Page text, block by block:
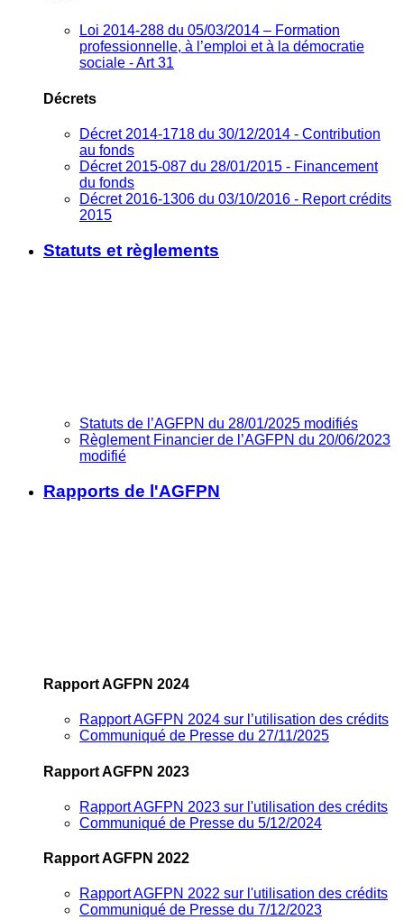
Loi 2014-288 du 05/03/2014 – Formation
professionnelle, à l’emploi et à la démocratie
sociale - Art 31
Décrets
Décret 2014-1718 du 30/12/2014 - Contribution
au fonds
Décret 2015-087 du 28/01/2015 - Financement
du fonds
Décret 2016-1306 du 03/10/2016 - Report crédits
2015
Statuts et règlements
Statuts de l’AGFPN du 28/01/2025 modifiés
Règlement Financier de l’AGFPN du 20/06/2023
modifié
Rapports de l'AGFPN
Rapport AGFPN 2024
Rapport AGFPN 2024 sur l’utilisation des crédits
Communiqué de Presse du 27/11/2025
Rapport AGFPN 2023
Rapport AGFPN 2023 sur l'utilisation des crédits
Communiqué de Presse du 5/12/2024
Rapport AGFPN 2022
Rapport AGFPN 2022 sur l'utilisation des crédits
Communiqué de Presse du 7/12/2023